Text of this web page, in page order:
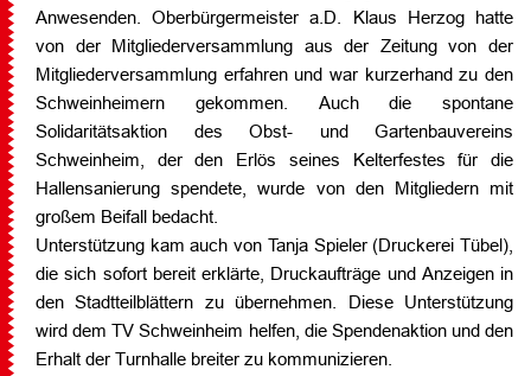
Anwesenden. Oberbürgermeister a.D. Klaus Herzog hatte
von der Mitgliederversammlung aus der Zeitung von der
Mitgliederversammlung erfahren und war kurzerhand zu den
Schweinheimern gekommen. Auch die spontane
Solidaritätsaktion des Obst- und Gartenbauvereins
Schweinheim, der den Erlös seines Kelterfestes für die
Hallensanierung spendete, wurde von den Mitgliedern mit
großem Beifall bedacht.
Unterstützung kam auch von Tanja Spieler (Druckerei Tübel),
die sich sofort bereit erklärte, Druckaufträge und Anzeigen in
den Stadtteilblättern zu übernehmen. Diese Unterstützung
wird dem TV Schweinheim helfen, die Spendenaktion und den
Erhalt der Turnhalle breiter zu kommunizieren.